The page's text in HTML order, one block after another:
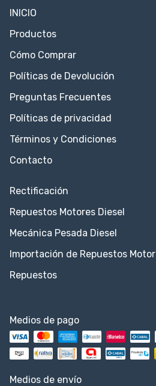
INICIO
Productos
Cómo Comprar
Políticas de Devolución
Preguntas Frecuentes
Políticas de privacidad
Términos y Condiciones
Contacto
Rectificación
Repuestos Motores Diesel
Mecánica Pesada Diesel
Importación de Repuestos Motor
Repuestos
Medios de pago
Medios de envío